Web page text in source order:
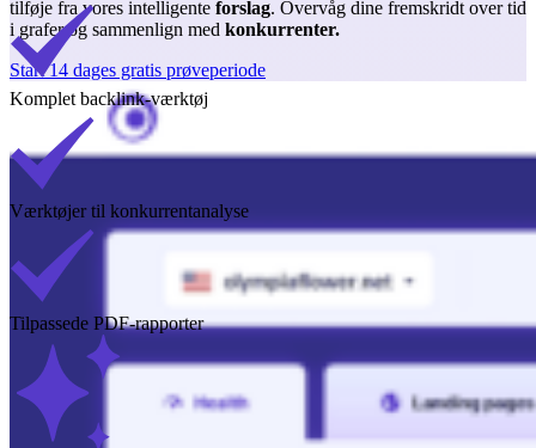
tilføje fra vores intelligente forslag. Overvåg dine fremskridt over tid
i grafer og sammenlign med konkurrenter.
Start 14 dages gratis prøveperiode
Komplet backlink-værktøj
Værktøjer til konkurrentanalyse
Tilpassede PDF-rapporter